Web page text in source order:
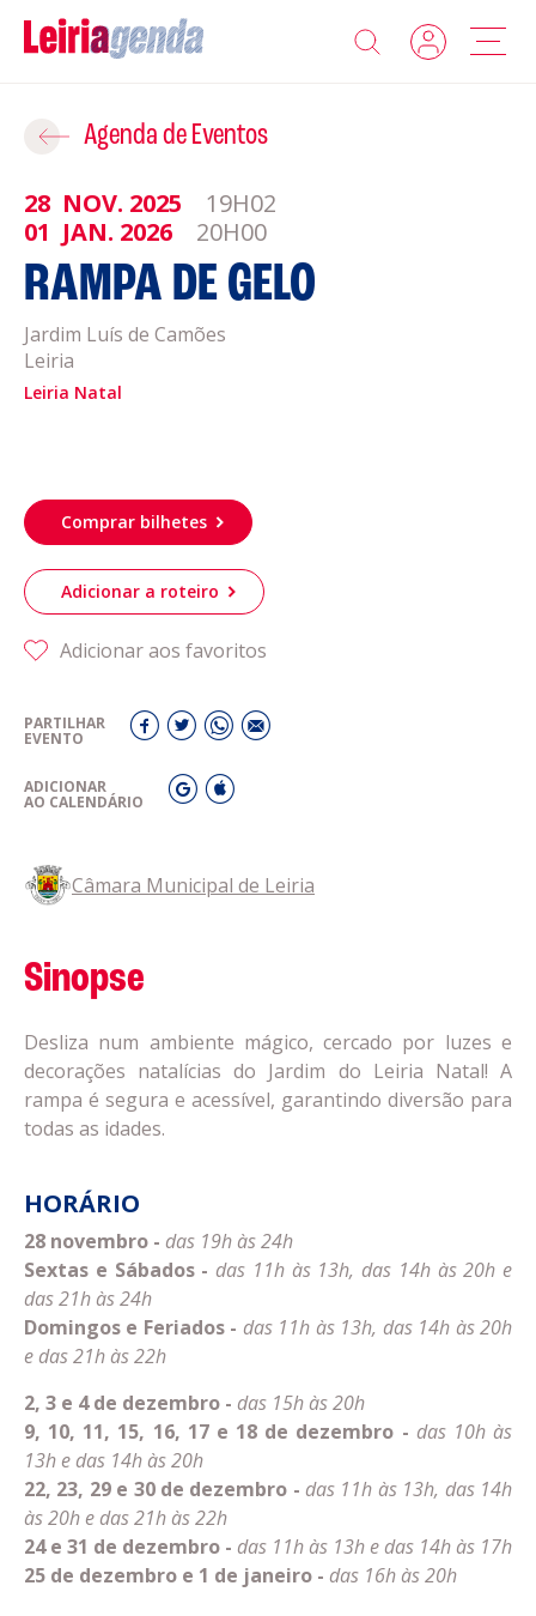
Agenda
Sobre a Leiriagenda
Promotores
Clubes Desportivos
Contactos
Política de Cookies
Acompanhe a Leiria Agenda
DESPORTO
Agenda de Eventos
28 NOV. 2025
19H02
01 JAN. 2026 20H00
RAMPA DE GELO
Jardim Luís de Camões
Leiria
Leiria Natal
Comprar bilhetes
Adicionar a roteiro
Adicionar aos favoritos
PARTILHAR
EVENTO
ADICIONAR
AO CALENDÁRIO
Câmara Municipal de Leiria
Sinopse
Desliza num ambiente mágico, cercado por luzes e
decorações natalícias do Jardim do Leiria Natal! A
rampa é segura e acessível, garantindo diversão para
todas as idades.
HORÁRIO
28 novembro - das 19h às 24h
Sextas e Sábados - das 11h às 13h, das 14h às 20h e
das 21h às 24h
Domingos e Feriados - das 11h às 13h, das 14h às 20h
e das 21h às 22h
2, 3 e 4 de dezembro - das 15h às 20h
9, 10, 11, 15, 16, 17 e 18 de dezembro - das 10h às
13h e das 14h às 20h
22, 23, 29 e 30 de dezembro - das 11h às 13h, das 14h
às 20h e das 21h às 22h
24 e 31 de dezembro - das 11h às 13h e das 14h às 17h
25 de dezembro e 1 de janeiro - das 16h às 20h
Adicionar ao Roteiro
ROTEIROS EXISTENTES